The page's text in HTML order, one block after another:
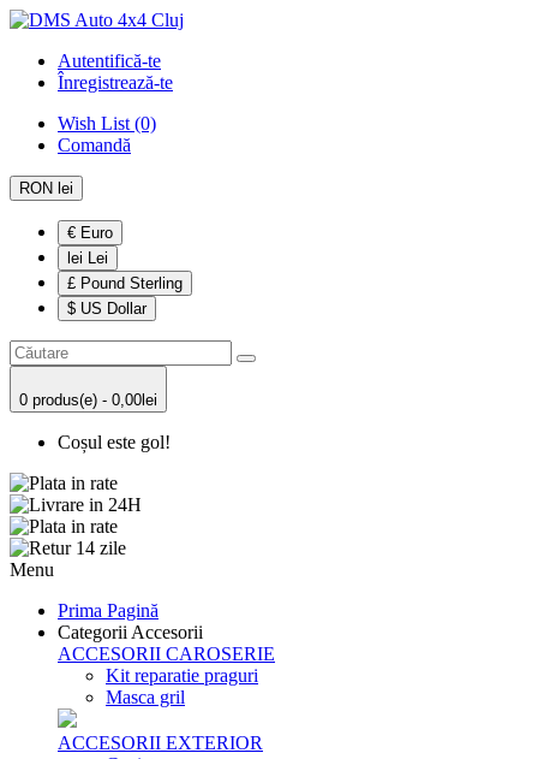
Autentifică-te
Înregistrează-te
Wish List (0)
Comandă
RON lei
€ Euro
lei Lei
£ Pound Sterling
$ US Dollar
0 produs(e) - 0,00lei
Coșul este gol!
Menu
Prima Pagină
Categorii Accesorii
ACCESORII CAROSERIE
Kit reparatie praguri
Masca gril
ACCESORII EXTERIOR